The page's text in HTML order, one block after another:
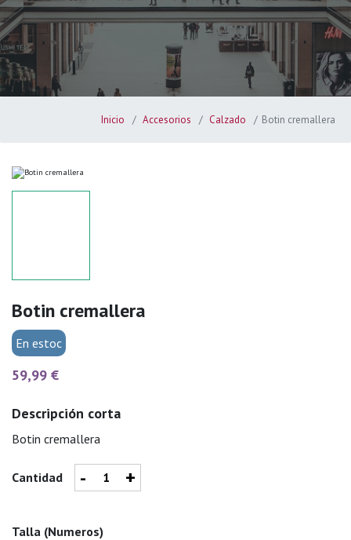
Inicio Accesorios Calzado Botin cremallera
Botin cremallera
En estoc
59,99 €
Descripción corta
Botin cremallera
Cantidad - +
Talla (Numeros)